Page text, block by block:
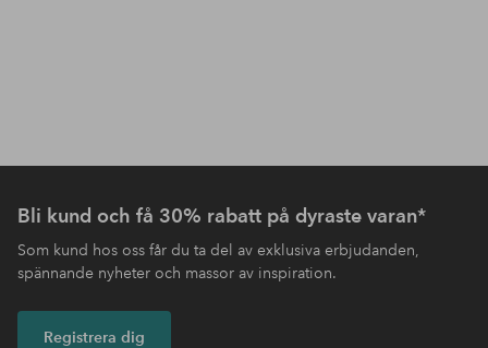
Bli kund och få 30% rabatt på dyraste varan*
Som kund hos oss får du ta del av exklusiva erbjudanden,
spännande nyheter och massor av inspiration.
Registrera dig